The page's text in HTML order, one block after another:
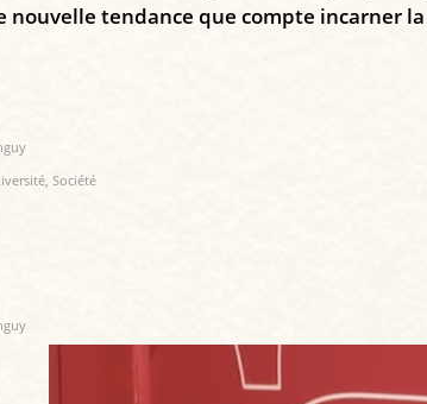
nouvelle tendance que compte incarner
Société